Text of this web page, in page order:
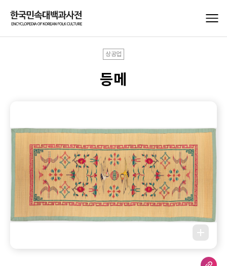
상공업
등메